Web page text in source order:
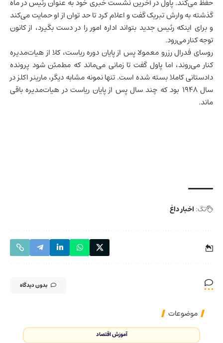
حفظ می‌کند. پاول در آخرین نشست خبری خود به عنوان رئیس در ماه
گذشته به وارش تبریک گفت و اعلام کرد تا حد توان از او حمایت می‌کند
و برای اینکه رئیس جدید بتواند اداره امور را در دست بگیرد، از کانون
توجه کنار می‌رود.
روسای فدرال رزرو معمولا پس از پایان دوره ریاست، کلا از هیات‌مدیره
کنار می‌روند، اما پاول گفت تا زمانی می‌ماند که مطمئن شود پرونده
دادستانی کاملا بسته شده است. تنها نمونه مشابه دیگر، مارینر اکلز در
سال ۱۹۴۸ بود که چند سال پس از پایان ریاست در هیات‌مدیره باقی
ماند.
تگ: اخبار داغ
بدون دیدگاه
موضوعات
آموزش اقتصاد